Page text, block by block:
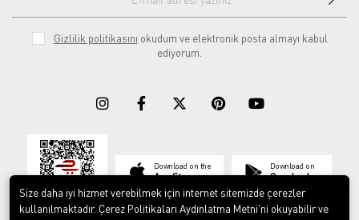
Gizlilik politikasını okudum ve elektronik posta almayı kabul
ediyorum.
Download on the
App Store
Download on
Google play
Size daha iyi hizmet verebilmek için internet sitemizde çerezler
kullanılmaktadır. Çerez Politikaları Aydınlatma Metni’ni okuyabilir ve